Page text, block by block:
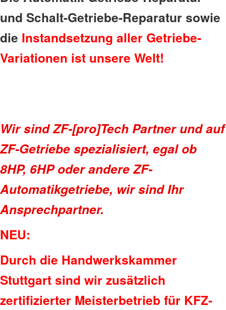
und Schalt-Getriebe-Reparatur sowie
die Instandsetzung aller Getriebe-
Variationen ist unsere Welt!
Wir sind ZF-[pro]Tech Partner und auf
ZF-Getriebe spezialisiert, egal ob
8HP, 6HP oder andere ZF-
Automatikgetriebe, wir sind Ihr
Ansprechpartner.
NEU:
Durch die Handwerkskammer
Stuttgart sind wir zusätzlich
zertifizierter Meisterbetrieb für KFZ-